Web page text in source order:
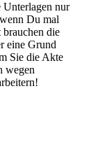
Unterlagen nur
Du mal
die
eine Grund
Sie die Akte
wegen